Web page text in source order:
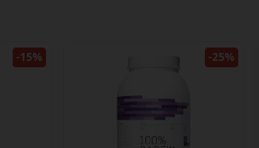
-15% -25%